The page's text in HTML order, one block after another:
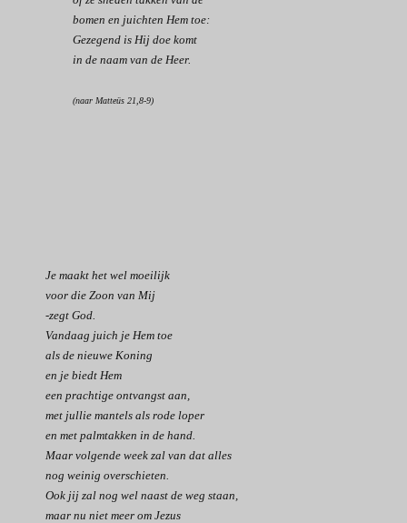
bomen en juichten Hem toe:
Gezegend is Hij doe komt
in de naam van de Heer.
(naar Matteüs 21,8-9)
Je maakt het wel moeilijk
voor die Zoon van Mij
-zegt God.
Vandaag juich je Hem toe
als de nieuwe Koning
en je biedt Hem
een prachtige ontvangst aan,
met jullie mantels als rode loper
en met palmtakken in de hand.
Maar volgende week zal van dat alles
nog weinig overschieten.
Ook jij zal nog wel naast de weg staan,
maar nu niet meer om Jezus